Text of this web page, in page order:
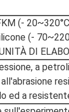
(-
(-
DI
a
ed a